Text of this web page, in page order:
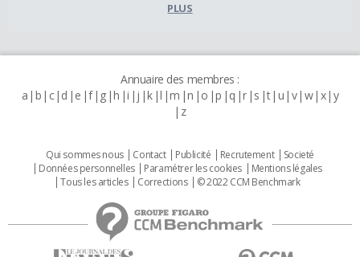
PLUS
Annuaire des membres :
a b c d e f g h i j k l m n o p q r s t u v w x y
z
Qui sommes nous Contact Publicité Recrutement
Societé
Données personnelles
Paramétrer les cookies
Mentions légales
Tous les articles
Corrections © 2022 CCM Benchmark